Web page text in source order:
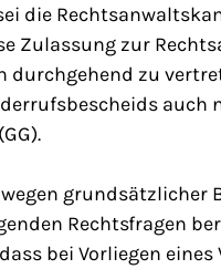
die
Zulassung zur
durchgehend zu
auch
grundsätzlicher
Rechtsfragen
bei Vorliegen